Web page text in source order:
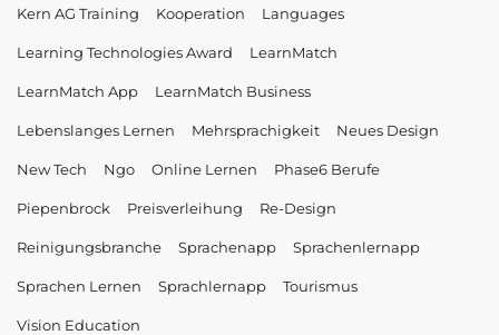
Kern AG Training Kooperation Languages
Learning Technologies Award LearnMatch
LearnMatch App LearnMatch Business
Lebenslanges Lernen Mehrsprachigkeit Neues Design
New Tech Ngo Online Lernen Phase6 Berufe
Piepenbrock Preisverleihung Re-Design
Reinigungsbranche Sprachenapp Sprachenlernapp
Sprachen Lernen Sprachlernapp Tourismus
Vision Education